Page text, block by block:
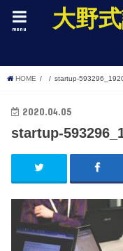
大野
menu
HOME startup-
2020.04.05
startup-